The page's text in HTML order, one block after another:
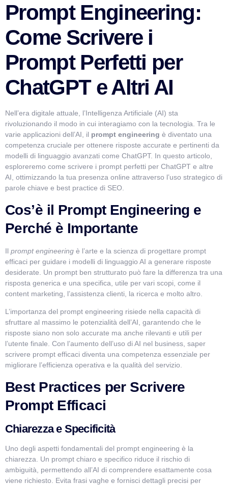
Prompt Engineering:
Come Scrivere i
Prompt Perfetti per
ChatGPT e Altri AI
Nell’era digitale attuale, l’Intelligenza Artificiale (AI) sta
rivoluzionando il modo in cui interagiamo con la tecnologia. Tra le
varie applicazioni dell’AI, il prompt engineering è diventato una
competenza cruciale per ottenere risposte accurate e pertinenti da
modelli di linguaggio avanzati come ChatGPT. In questo articolo,
esploreremo come scrivere i prompt perfetti per ChatGPT e altre
AI, ottimizzando la tua presenza online attraverso l’uso strategico di
parole chiave e best practice di SEO.
Cos’è il Prompt Engineering e
Perché è Importante
Il prompt engineering è l’arte e la scienza di progettare prompt
efficaci per guidare i modelli di linguaggio AI a generare risposte
desiderate. Un prompt ben strutturato può fare la differenza tra una
risposta generica e una specifica, utile per vari scopi, come il
content marketing, l’assistenza clienti, la ricerca e molto altro.
L’importanza del prompt engineering risiede nella capacità di
sfruttare al massimo le potenzialità dell’AI, garantendo che le
risposte siano non solo accurate ma anche rilevanti e utili per
l’utente finale. Con l’aumento dell’uso di AI nel business, saper
scrivere prompt efficaci diventa una competenza essenziale per
migliorare l’efficienza operativa e la qualità del servizio.
Best Practices per Scrivere
Prompt Efficaci
Chiarezza e Specificità
Uno degli aspetti fondamentali del prompt engineering è la
chiarezza. Un prompt chiaro e specifico riduce il rischio di
ambiguità, permettendo all’AI di comprendere esattamente cosa
viene richiesto. Evita frasi vaghe e fornisci dettagli precisi per
VismarChat AI Agent
Salve! Sono VismarChat, l'agente AI di Vismarcorp. In
cosa possiamo esserti utile?